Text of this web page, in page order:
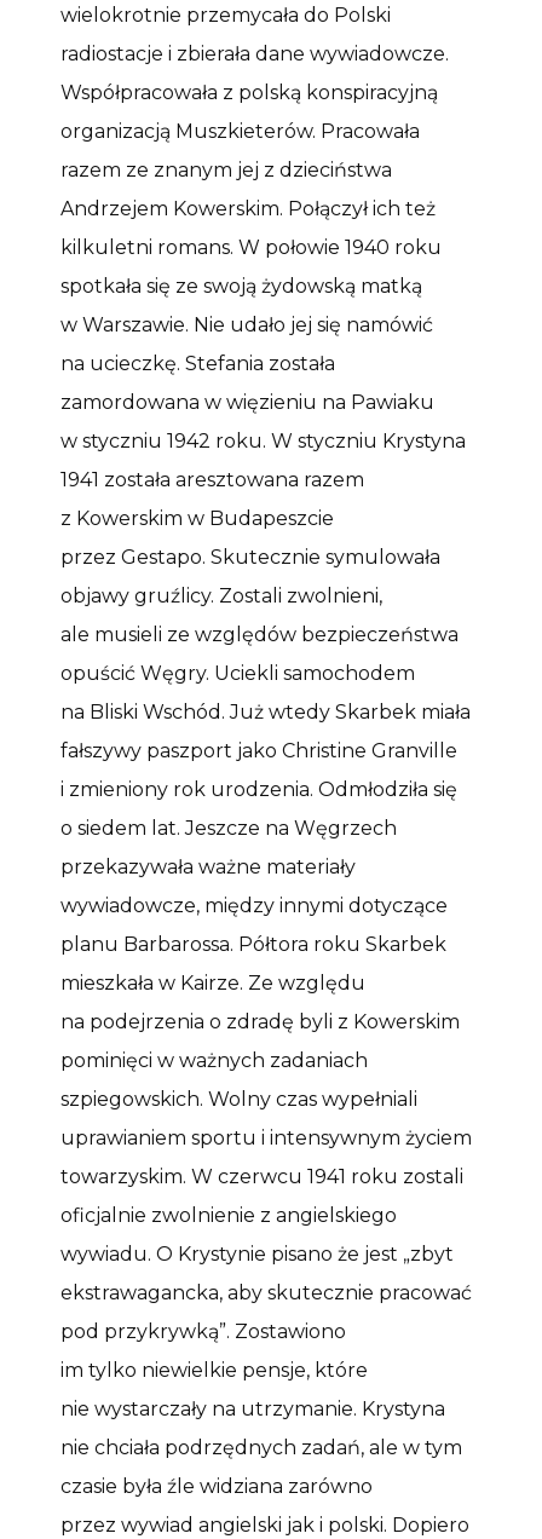
wielokrotnie przemycała do Polski
radiostacje i zbierała dane wywiadowcze.
Współpracowała z polską konspiracyjną
organizacją Muszkieterów. Pracowała
razem ze znanym jej z dzieciństwa
Andrzejem Kowerskim. Połączył ich też
kilkuletni romans. W połowie 1940 roku
spotkała się ze swoją żydowską matką
w Warszawie. Nie udało jej się namówić
na ucieczkę. Stefania została
zamordowana w więzieniu na Pawiaku
w styczniu 1942 roku. W styczniu Krystyna
1941 została aresztowana razem
z Kowerskim w Budapeszcie
przez Gestapo. Skutecznie symulowała
objawy gruźlicy. Zostali zwolnieni,
ale musieli ze względów bezpieczeństwa
opuścić Węgry. Uciekli samochodem
na Bliski Wschód. Już wtedy Skarbek miała
fałszywy paszport jako Christine Granville
i zmieniony rok urodzenia. Odmłodziła się
o siedem lat. Jeszcze na Węgrzech
przekazywała ważne materiały
wywiadowcze, między innymi dotyczące
planu Barbarossa. Półtora roku Skarbek
mieszkała w Kairze. Ze względu
na podejrzenia o zdradę byli z Kowerskim
pominięci w ważnych zadaniach
szpiegowskich. Wolny czas wypełniali
uprawianiem sportu i intensywnym życiem
towarzyskim. W czerwcu 1941 roku zostali
oficjalnie zwolnienie z angielskiego
wywiadu. O Krystynie pisano że jest „zbyt
ekstrawagancka, aby skutecznie pracować
pod przykrywką”. Zostawiono
im tylko niewielkie pensje, które
nie wystarczały na utrzymanie. Krystyna
nie chciała podrzędnych zadań, ale w tym
czasie była źle widziana zarówno
przez wywiad angielski jak i polski. Dopiero